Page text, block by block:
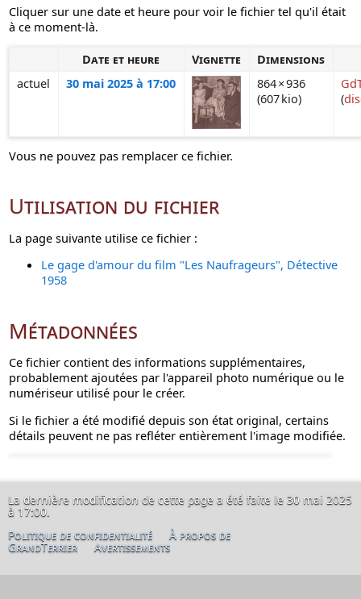
Cliquer sur une date et heure pour voir le fichier tel qu'il était
à ce moment-là.
Date et heure
Vignette
Dimensions
actuel
30 mai 2025 à 17:00
864 × 936
(607 kio)
(
Vous ne pouvez pas remplacer ce fichier.
Utilisation du fichier
La page suivante utilise ce fichier :
Le gage d'amour du film "Les Naufrageurs", Détective
1958
Métadonnées
Ce fichier contient des informations supplémentaires,
probablement ajoutées par l'appareil photo numérique ou le
numériseur utilisé pour le créer.
Si le fichier a été modifié depuis son état original, certains
détails peuvent ne pas refléter entièrement l'image modifiée.
La dernière modification de cette page a été faite le 30 mai 2025
à 17:00.
Politique de confidentialité
À propos de
GrandTerrier Avertissements